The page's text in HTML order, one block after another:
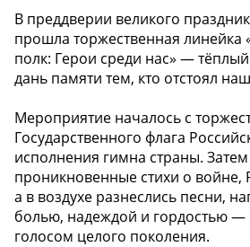
В преддверии великого
прошла торжественная линейка
полк: Герои среди нас» —
дань памяти тем, кто отстоял
Мероприятие началось с
Государственного флага
исполнения гимна страны. Затем
проникновенные стихи о войне,
а в воздухе разнеслись песни,
болью, надеждой и гордостью —
голосом целого поколения.